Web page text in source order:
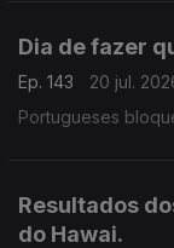
Dia de fazer
Ep. 143
20 jul.
Portugueses
Resultados
do Hawai.